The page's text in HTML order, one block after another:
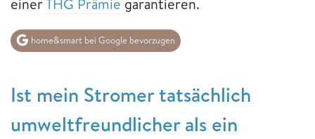
home&smart bei Google bevorzugen
Ist mein Stromer tatsächlich
umweltfreundlicher als ein